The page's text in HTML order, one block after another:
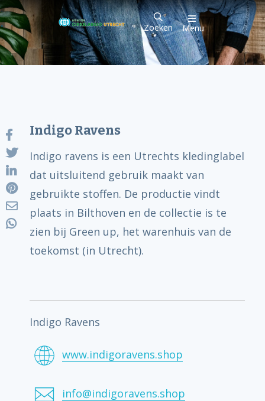
Zoeken Menu
Indigo Ravens
Indigo ravens is een Utrechts kledinglabel
dat uitsluitend gebruik maakt van
gebruikte stoffen. De productie vindt
plaats in Bilthoven en de collectie is te
zien bij Green up, het warenhuis van de
toekomst (in Utrecht).
Indigo Ravens
www.indigoravens.shop
info@indigoravens.shop